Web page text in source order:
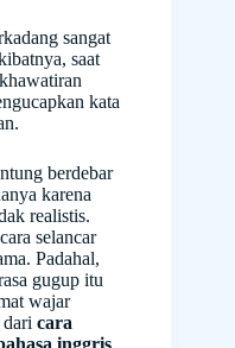
sangat
saat
kata
berdebar
karena
realistis.
selancar
Padahal,
gugup itu
wajar
dari cara